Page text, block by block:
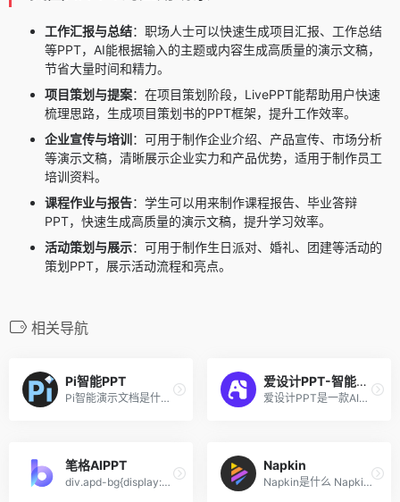
工作汇报与总结：职场人士可以快速生成项目汇报、工作总结
等PPT，AI能根据输入的主题或内容生成高质量的演示文稿，
节省大量时间和精力。
项目策划与提案：在项目策划阶段，LivePPT能帮助用户快速
梳理思路，生成项目策划书的PPT框架，提升工作效率。
企业宣传与培训 ：可用于制作企业介绍、产品宣传、市场分析
等演示文稿，清晰展示企业实力和产品优势，适用于制作员工
培训资料。
课程作业与报告：学生可以用来制作课程报告、毕业答辩
PPT，快速生成高质量的演示文稿，提升学习效率。
活动策划与展示：可用于制作生日派对、婚礼、团建等活动的
策划PPT，展示活动流程和亮点。
相关导航
Pi智能PPT
Pi智能演示文档是什么 Pi（Pr...
爱设计PPT-智能一键生成PPT
爱设计PPT是一款AI驱动的PPT在线生成器。无需复杂操作，用户只需输入主题，AI即可一键生成高质量PPT。支持在线自定义编辑和文档导入生成，配置超10w+素材，设计ppt更高效。
笔格AIPPT
div.apd-bg{display:none;} ...
Napkin
Napkin是什么 Napkin是一个将...